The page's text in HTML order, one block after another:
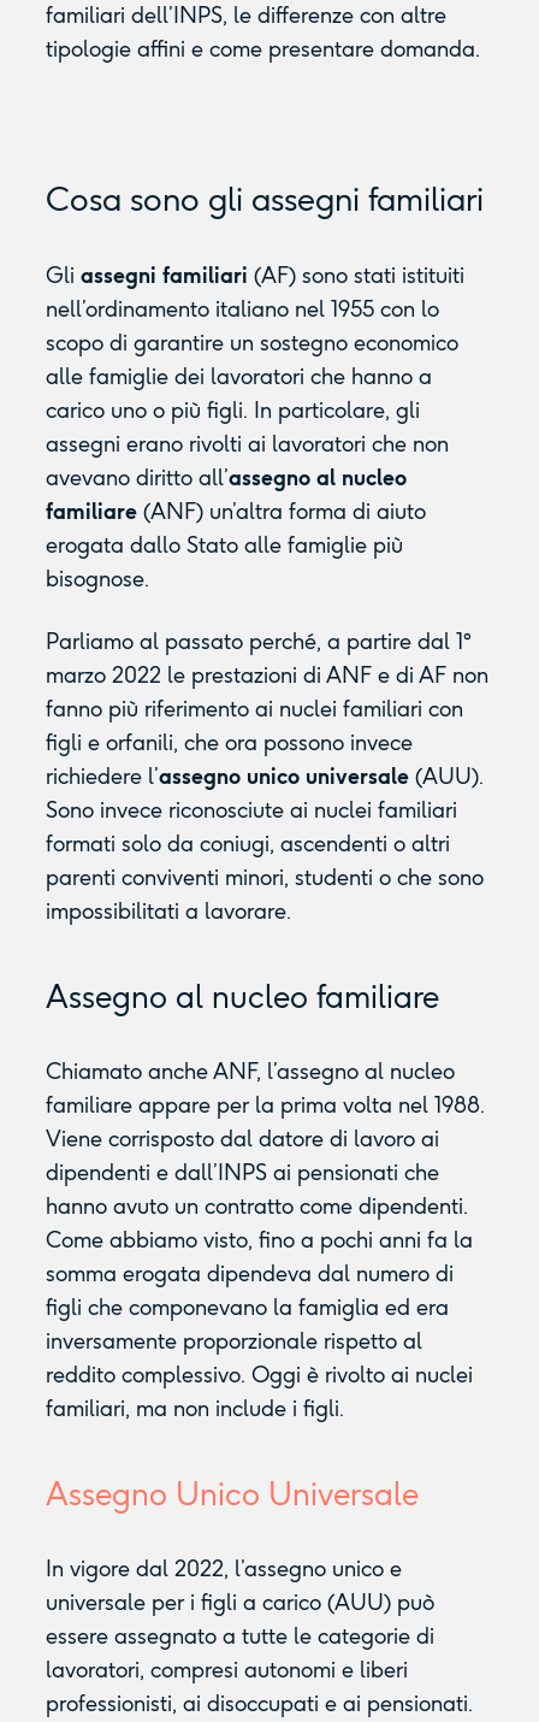
familiari dell’INPS, le differenze con altre
tipologie affini e come presentare domanda.
Cosa sono gli assegni familiari
Gli assegni familiari (AF) sono stati istituiti
nell’ordinamento italiano nel 1955 con lo
scopo di garantire un sostegno economico
alle famiglie dei lavoratori che hanno a
carico uno o più figli. In particolare, gli
assegni erano rivolti ai lavoratori che non
avevano diritto all’assegno al nucleo
familiare(ANF) un’altra forma di aiuto
erogata dallo Stato alle famiglie più
bisognose.
Parliamo al passato perché, a partire dal 1°
marzo 2022 le prestazioni di ANF e di AF non
fanno più riferimento ai nuclei familiari con
figli e orfanili, che ora possono invece
richiedere l’assegno unico universale(AUU).
Sono invece riconosciute ai nuclei familiari
formati solo da coniugi, ascendenti o altri
parenti conviventi minori, studenti o che sono
impossibilitati a lavorare.
Assegno al nucleo familiare
Chiamato anche ANF, l’assegno al nucleo
familiare appare per la prima volta nel 1988.
Viene corrisposto dal datore di lavoro ai
dipendenti e dall’INPS ai pensionati che
hanno avuto un contratto come dipendenti.
Come abbiamo visto, fino a pochi anni fa la
somma erogata dipendeva dal numero di
figli che componevano la famiglia ed era
inversamente proporzionale rispetto al
reddito complessivo. Oggi è rivolto ai nuclei
familiari, ma non include i figli.
Assegno Unico Universale
In vigore dal 2022, l’assegno unico e
universale per i figli a carico (AUU) può
essere assegnato a tutte le categorie di
lavoratori, compresi autonomi e liberi
professionisti, ai disoccupati e ai pensionati.